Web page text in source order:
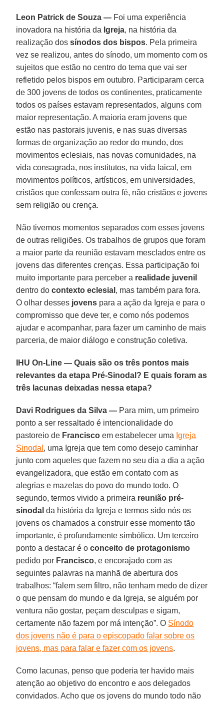
Leon Patrick de Souza — Foi uma experiência
inovadora na história da Igreja, na história da
realização dossínodos dos bispos. Pela primeira
vez se realizou, antes do sínodo, um momento com os
sujeitos que estão no centro do tema que vai ser
refletido pelos bispos em outubro. Participaram cerca
de 300 jovens de todos os continentes, praticamente
todos os países estavam representados, alguns com
maior representação. A maioria eram jovens que
estão nas pastorais juvenis, e nas suas diversas
formas de organização ao redor do mundo, dos
movimentos eclesiais, nas novas comunidades, na
vida consagrada, nos institutos, na vida laical, em
movimentos políticos, artísticos, em universidades,
cristãos que confessam outra fé, não cristãos e jovens
sem religião ou crença.
Não tivemos momentos separados com esses jovens
de outras religiões. Os trabalhos de grupos que foram
a maior parte da reunião estavam mesclados entre os
jovens das diferentes crenças. Essa participação foi
muito importante para perceber a realidade juvenil
dentro do contexto eclesial , mas também para fora.
O olhar desses jovens para a ação da Igreja e para o
compromisso que deve ter, e como nós podemos
ajudar e acompanhar, para fazer um caminho de mais
parceria, de maior diálogo e construção coletiva.
IHU On-Line — Quais são os três pontos mais
relevantes da etapa Pré-Sinodal? E quais foram as
três lacunas deixadas nessa etapa?
Davi Rodrigues da Silva — Para mim, um primeiro
ponto a ser ressaltado é intencionalidade do
pastoreio de Francisco em estabelecer uma Igreja
Sinodal , uma Igreja que tem como desejo caminhar
junto com aqueles que fazem no seu dia a dia a ação
evangelizadora, que estão em contato com as
alegrias e mazelas do povo do mundo todo. O
segundo, termos vivido a primeira reunião pré-
sinodal da história da Igreja e termos sido nós os
jovens os chamados a construir esse momento tão
importante, é profundamente simbólico. Um terceiro
ponto a destacar é o conceito de protagonismo
pedido por Francisco, e encorajado com as
seguintes palavras na manhã de abertura dos
trabalhos: “falem sem filtro, não tenham medo de dizer
o que pensam do mundo e da Igreja, se alguém por
ventura não gostar, peçam desculpas e sigam,
certamente não fazem por má intenção”. O Sínodo
dos jovens não é para o episcopado falar sobre os
jovens, mas para falar e fazer com os jovens.
Como lacunas, penso que poderia ter havido mais
atenção ao objetivo do encontro e aos delegados
convidados. Acho que os jovens do mundo todo não